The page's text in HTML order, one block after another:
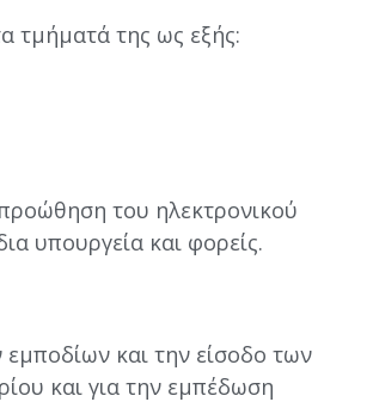
τμήματά της ως εξής:
του ηλεκτρονικού
υπουργεία και φορείς.
και την είσοδο των
και για την εμπέδωση